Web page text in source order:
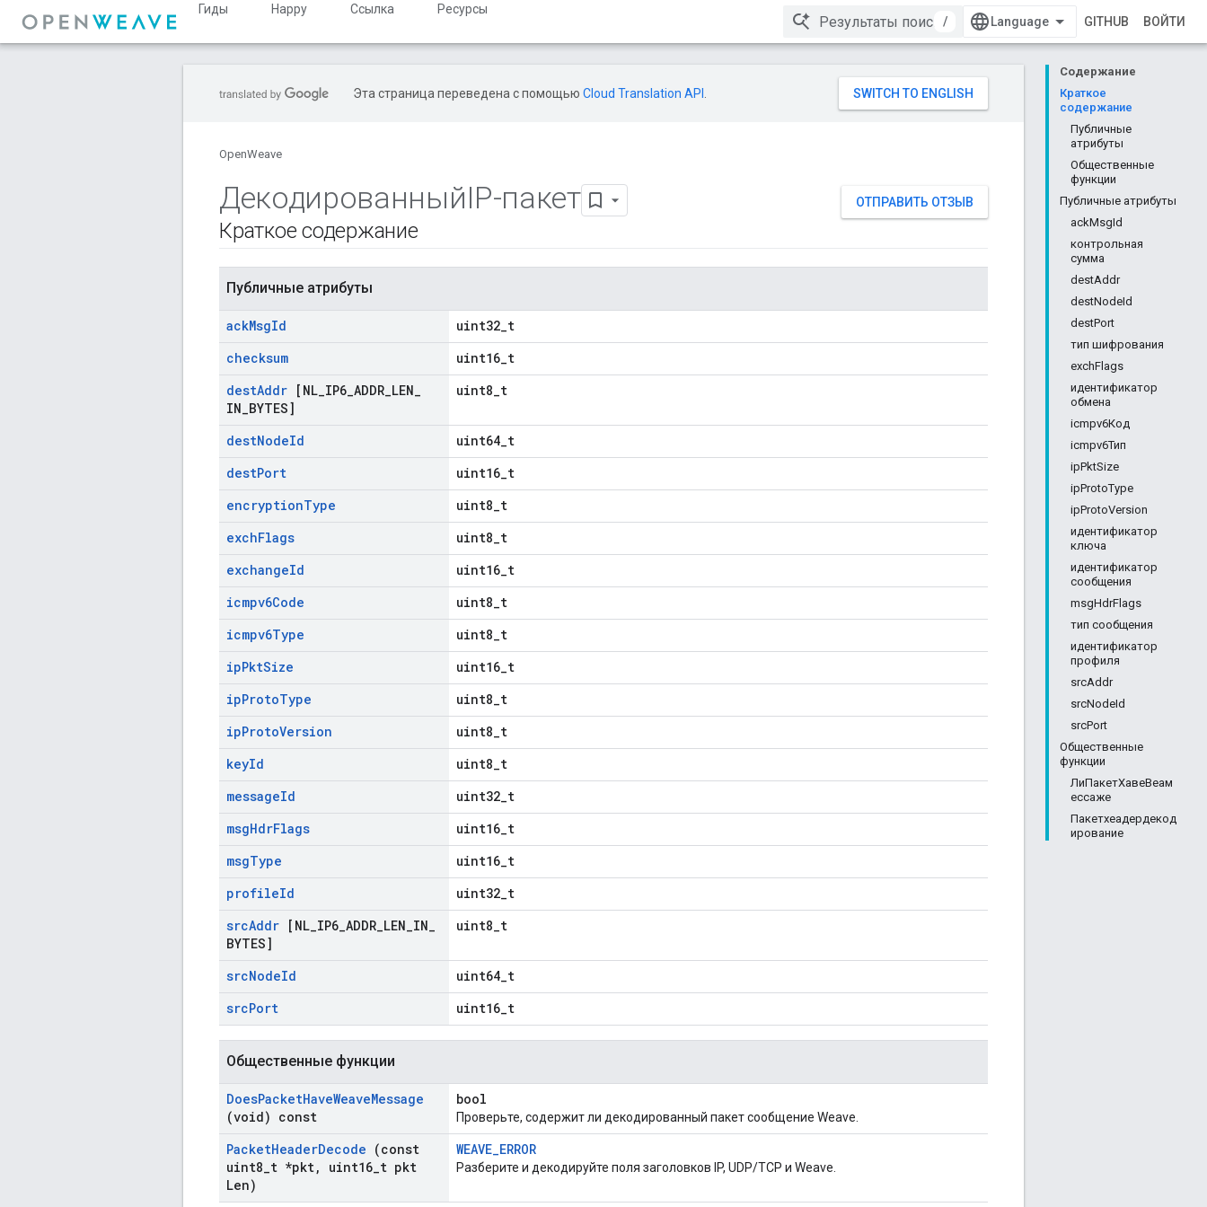
Гиды Happy Ссылка
Ресурсы
/
GITHUB ВОЙТИ
Содержание
Краткое
содержание
Публичные
атрибуты
Общественные
функции
Публичные атрибуты
ackMsgId
контрольная
сумма
destAddr
destNodeId
destPort
тип шифрования
exchFlags
идентификатор
обмена
icmpv6Код
icmpv6Тип
ipPktSize
ipProtoType
ipProtoVersion
идентификатор
ключа
идентификатор
сообщения
msgHdrFlags
тип сообщения
идентификатор
профиля
srcAddr
srcNodeId
srcPort
Общественные
функции
ЛиПакетХавеВеам
ессаже
Пакетхеадердекод
ирование
Эта страница переведена с помощью Cloud Translation API
OpenWeave
ОТПРАВИТЬ ОТЗЫВ
ДекодированныйIP-пакет
Краткое содержание
Публичные атрибуты
ackMsgId
uint32_t
checksum
uint16_t
destAddr [NL IP6 ADDR LEN
IN BYTES]
uint8_t
destNodeId
uint64_t
destPort
uint16_t
encryptionType
uint8_t
exchFlags
uint8_t
exchangeId
uint16_t
icmpv6Code
uint8_t
icmpv6Type
uint8_t
ipPktSize
uint16_t
ipProtoType
uint8_t
ipProtoVersion
uint8_t
keyId
uint8_t
messageId
uint32_t
msgHdrFlags
uint16_t
msgType
uint16_t
profileId
uint32_t
srcAddr [NL IP6 ADDR LEN IN
BYTES]
uint8_t
srcNodeId
uint64_t
srcPort uint16_t
Общественные функции
DoesPacketHaveWeaveMessage
(void) const
bool
Проверьте, содержит ли декодированный пакет сообщение Weave.
PacketHeaderDecode (const
uint8 t *pkt, uint16 t pkt
Len)
WEAVE_ERROR
Разберите и декодируйте поля заголовков IP, UDP/TCP и Weave.